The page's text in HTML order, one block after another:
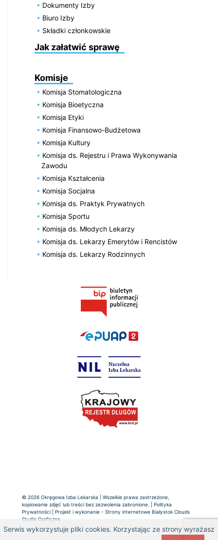
Dokumenty Izby
Biuro Izby
Składki członkowskie
Jak załatwić sprawę
Komisje
Komisja Stomatologiczna
Komisja Bioetyczna
Komisja Etyki
Komisja Finansowo-Budżetowa
Komisja Kultury
Komisja ds. Rejestru i Prawa Wykonywania
Zawodu
Komisja Kształcenia
Komisja Socjalna
Komisja ds. Praktyk Prywatnych
Komisja Sportu
Komisja ds. Młodych Lekarzy
Komisja ds. Lekarzy Emerytów i Rencistów
Komisja ds. Lekarzy Rodzinnych
© 2026 Okręgowa Izba Lekarska | Wszelkie prawa zastrzeżone,
kopiowanie zdjęć lub treści bez zezwolenia zabronione. | Polityka
Prywatności | Projekt i wykonanie - Strony internetowe Białystok Clouds
Studio Graficzne
Serwis wykorzystuje pliki cookies. Korzystając ze strony wyrażasz